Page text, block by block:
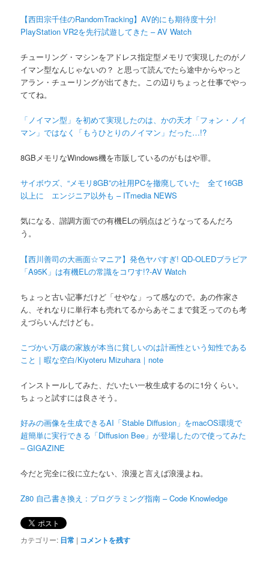
【西田宗千佳のRandomTracking】AV的にも期待度十分!
PlayStation VR2を先行試遊してきた – AV Watch
チューリング・マシンをアドレス指定型メモリで実現したのがノ
イマン型なんじゃないの？ と思って読んでたら途中からやっと
アラン・チューリングが出てきた。この辺りちょっと仕事でやっ
ててね。
「ノイマン型」を初めて実現したのは、かの天才「フォン・ノイ
マン」ではなく「もうひとりのノイマン」だった…!?
8GBメモリなWindows機を市販しているのがもはや罪。
サイボウズ、“メモリ8GB”の社用PCを撤廃していた 全て16GB
以上に エンジニア以外も – ITmedia NEWS
気になる、諧調方面での有機ELの弱点はどうなってるんだろ
う。
【西川善司の大画面☆マニア】発色ヤバすぎ! QD-OLEDブラビア
「A95K」は有機ELの常識をコワす!?-AV Watch
ちょっと古い記事だけど「せやな」って感なので。あの作家さ
ん、それなりに単行本も売れてるからあそこまで貧乏ってのも考
えづらいんだけども。
こづかい万歳の家族が本当に貧しいのは計画性という知性である
こと｜暇な空白/Kiyoteru Mizuhara｜note
インストールしてみた、だいたい一枚生成するのに1分くらい。
ちょっと試すには良さそう。
好みの画像を生成できるAI「Stable Diffusion」をmacOS環境で
超簡単に実行できる「Diffusion Bee」が登場したので使ってみた
– GIGAZINE
今だと完全に役に立たない、浪漫と言えば浪漫よね。
Z80 自己書き換え : プログラミング指南 – Code Knowledge
カテゴリー: 日常 | コメントを残す